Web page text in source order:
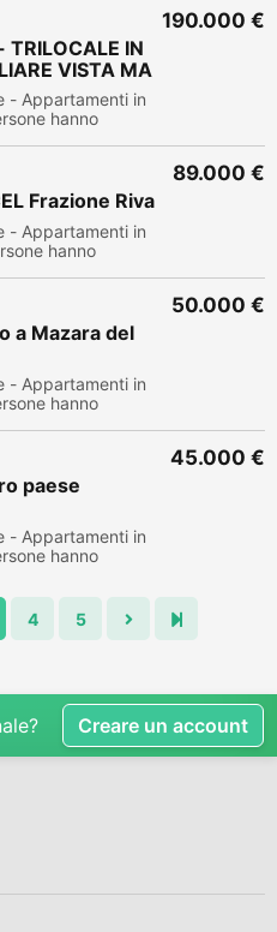
TRILOCALE IN
VISTA MA
- Appartamenti in
hanno
190.000 €
Frazione Riva
- Appartamenti in
hanno
89.000 €
a Mazara del
- Appartamenti in
hanno
50.000 €
paese
- Appartamenti in
hanno
45.000 €
4 5
Creare un account